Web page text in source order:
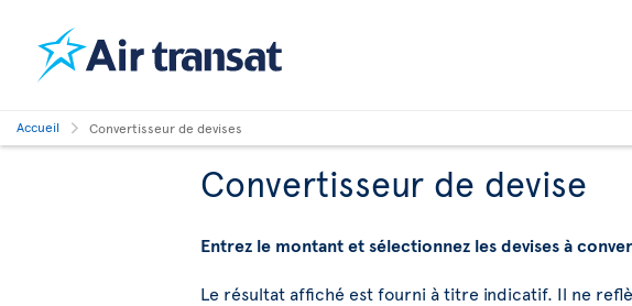
Accueil Convertisseur de devises
Convertisseur de devise
Entrez le montant et sélectionnez les devises à
Le résultat affiché est fourni à titre indicatif. Il ne